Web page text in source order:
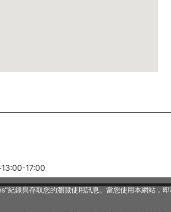
17:00
錄與存取您的瀏覽使用訊息。當您使用本網站，